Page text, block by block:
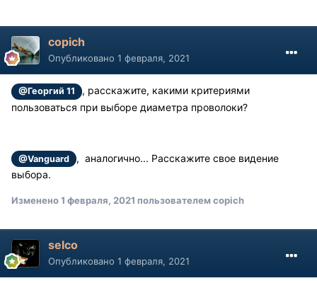
copich
Опубликовано 1 февраля, 2021
@Георгий 11
, расскажите, какими критериями
пользоваться при выборе диаметра проволоки?
@Vanguard
, аналогично... Расскажите свое видение
выбора.
Изменено1 февраля, 2021 пользователем copich
selco
Опубликовано 1 февраля, 2021